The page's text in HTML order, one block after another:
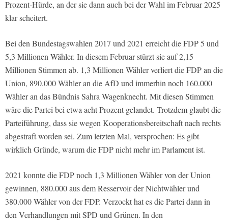
Prozent-Hürde, an der sie dann auch bei der Wahl im Februar 2025
klar scheitert.
Bei den Bundestagswahlen 2017 und 2021 erreicht die FDP 5 und
5,3 Millionen Wähler. In diesem Februar stürzt sie auf 2,15
Millionen Stimmen ab. 1,3 Millionen Wähler verliert die FDP an die
Union, 890.000 Wähler an die AfD und immerhin noch 160.000
Wähler an das Bündnis Sahra Wagenknecht. Mit diesen Stimmen
wäre die Partei bei etwa acht Prozent gelandet. Trotzdem glaubt die
Parteiführung, dass sie wegen Kooperationsbereitschaft nach rechts
abgestraft worden sei. Zum letzten Mal, versprochen: Es gibt
wirklich Gründe, warum die FDP nicht mehr im Parlament ist.
2021 konnte die FDP noch 1,3 Millionen Wähler von der Union
gewinnen, 880.000 aus dem Resservoir der Nichtwähler und
380.000 Wähler von der FDP. Verzockt hat es die Partei dann in
den Verhandlungen mit SPD und Grünen. In den